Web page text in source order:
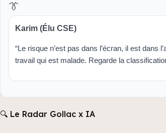
👔
Karim (Élu CSE)
“Le risque n’est pas dans l’écran, il est dans
travail qui est malade. Regarde la
🔍 Le Radar Gollac x IA